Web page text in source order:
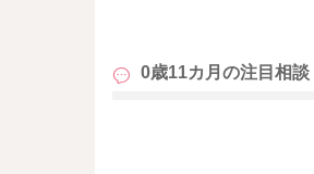
0歳11カ月の注目相談